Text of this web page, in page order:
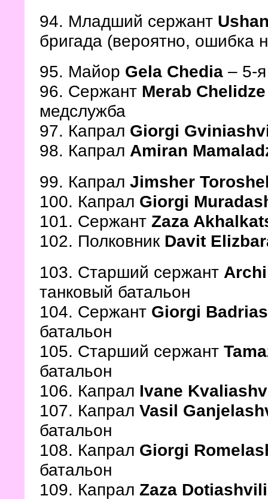
94. Младший сержант
бригада (вероятно, ошибка
95. Майор Gela Chedia – 5-
96. Сержант Merab Chelidze
медслужба
97. Капрал Giorgi
98. Капрал Amiran
99. Капрал Jimsher
100. Капрал Giorgi
101. Сержант Zaza
102. Полковник Davit
103. Старший сержант
танковый батальон
104. Сержант Giorgi
батальон
105. Старший сержант
батальон
106. Капрал Ivane
107. Капрал Vasil
батальон
108. Капрал Giorgi
батальон
109. Капрал Zaza Dotiashvili